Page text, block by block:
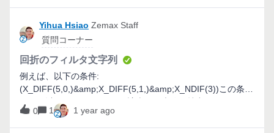
添付のサンプルファイルでは、偏光[1, 1]（XYの中間の45°方
向の偏光）をもつ光源（矩形）から軸に平行な光線を射出し
ており、複屈折材料KDPを使用した長方形ボリュームを半波
長板として使用しています。オブジェクトの厚さは、常光と
異常光の光路差が波長の半分に等しくなるように設定しま
す。2分の1波長板は偏光を90度回転させます。第3オブジェ
クトとしてに、ジョーンズ行列オブジェクトが結果の偏光を
チェックするために使用されます。これは、光源の偏光と平
です。 この現象はファイル依存性はなく、ZOSを立ち上げた
際の初期ファイル(LENS.zmx)でも起こっています。 この現
象はPC再起動をしても、ソフトを再起動しても改善できませ
んでした。 この現象はスポットダイアグラムの画像保存時に
は起こりますが、3Dレイアウトの画像保存時には起こってい
ません。 以上、どうぞよろしくお願いいたします。
Yihua Hsiao Zemax Staff
質問コーナー
回折のフィルタ文字列
例えば、以下の条件:
(X_DIFF(5,0,)&amp;X_DIFF(5,1,)&amp;X_NDIF(3))この条件
では、以下の2つのケースに該当する光線を抽出します。(a)
0次回折が2回、1次回折が1回の合計3回の回折が発生する場
合。(b) 0次回折が1回、1次回折が2回の合計3回の回折が発生
0 1 1 year ago